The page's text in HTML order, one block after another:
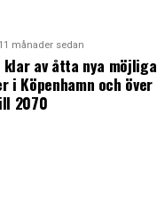
11 månader sedan
av åtta nya möjliga
i Köpenhamn och över
2070